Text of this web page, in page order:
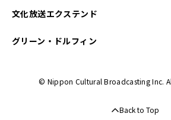
2024年12月
2024年11月
文化放送エクステンド
グリーン・ドルフィン
© Nippon Cultural Broadcasting Inc.
Back to Top